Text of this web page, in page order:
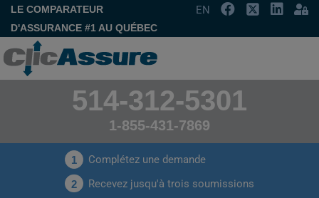
LE COMPARATEUR
D'ASSURANCE #1 AU QUÉBEC
EN
514-312-5301
1-855-431-7869
1 Complétez une demande
2 Recevez jusqu'à trois soumissions